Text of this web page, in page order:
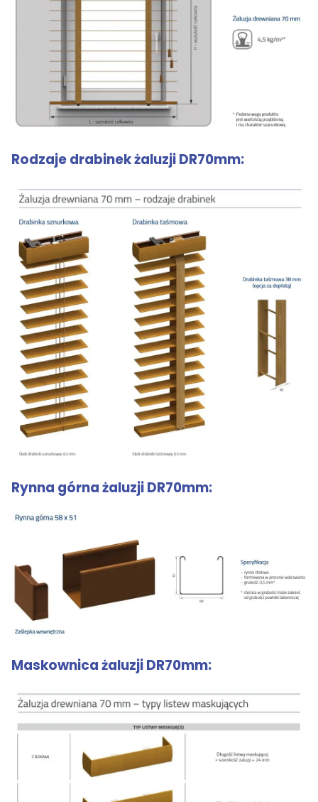
Rodzaje drabinek żaluzji DR70mm:
Rynna górna żaluzji DR70mm:
Maskownica żaluzji DR70mm: